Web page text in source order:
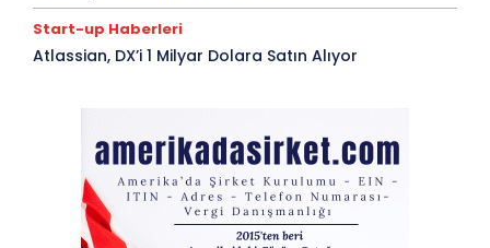
Start-up Haberleri
Atlassian, DX’i 1 Milyar Dolara Satın Alıyor